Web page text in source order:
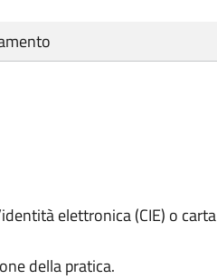
elettronica (CIE) o carta
della pratica.